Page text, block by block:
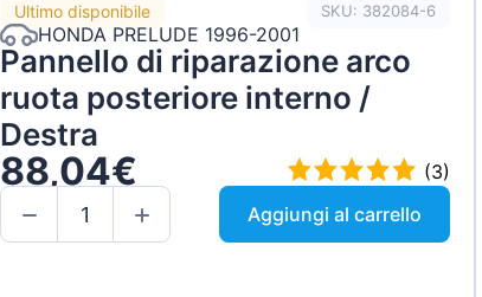
Ultimo disponibile SKU: 382084-6
HONDA PRELUDE 1996-2001
Pannello di riparazione arco
ruota posteriore interno /
Destra
88,04€
(3)
Aggiungi al carrello